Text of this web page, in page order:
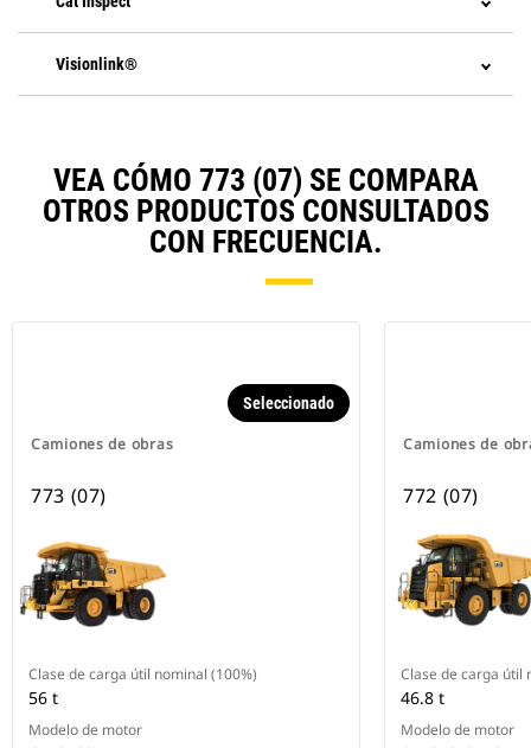
Visionlink®
VEA CÓMO 773 (07) SE COMPARA
OTROS PRODUCTOS CONSULTADOS
CON FRECUENCIA.
Camiones de obras
Seleccionado
773 (07)
Clase de carga útil nominal (100%)
56 t
Modelo de motor
Camiones de
772 (07)
Clase de carga útil
46.8 t
Modelo de motor